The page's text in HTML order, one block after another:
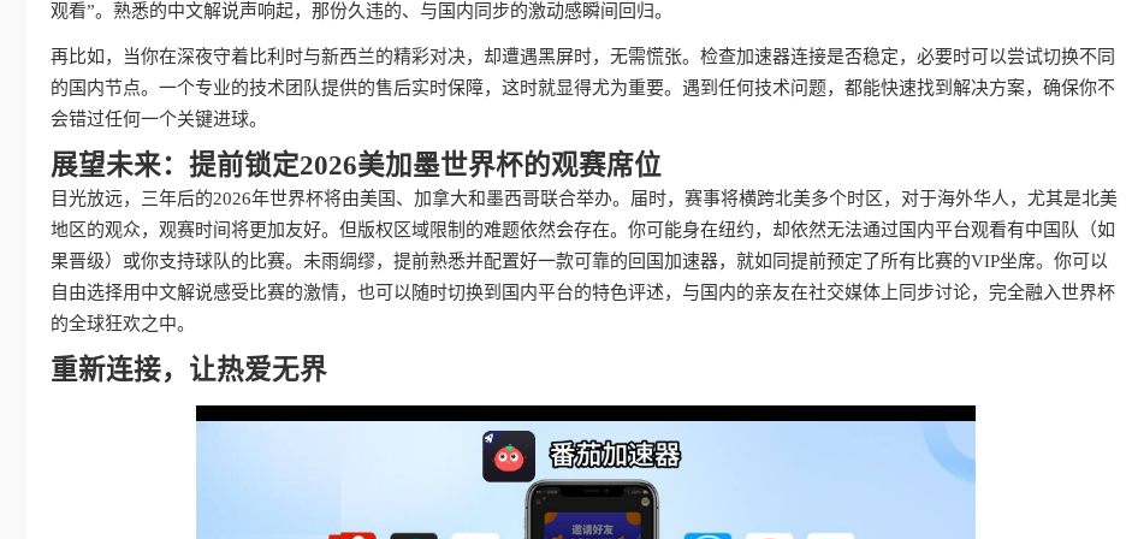
观看”。熟悉的中文解说声响起，那份久违的、与国内同步的激动感瞬间回归。
再比如，当你在深夜守着比利时与新西兰的精彩对决，却遭遇黑屏时，无需慌张。检查加速器连接是否稳定，必要时可以尝试切换不同
的国内节点。一个专业的技术团队提供的售后实时保障，这时就显得尤为重要。遇到任何技术问题，都能快速找到解决方案，确保你不
会错过任何一个关键进球。
展望未来：提前锁定2026美加墨世界杯的观赛席位
目光放远，三年后的2026年世界杯将由美国、加拿大和墨西哥联合举办。届时，赛事将横跨北美多个时区，对于海外华人，尤其是北美
地区的观众，观赛时间将更加友好。但版权区域限制的难题依然会存在。你可能身在纽约，却依然无法通过国内平台观看有中国队（如
果晋级）或你支持球队的比赛。未雨绸缪，提前熟悉并配置好一款可靠的回国加速器，就如同提前预定了所有比赛的VIP坐席。你可以
自由选择用中文解说感受比赛的激情，也可以随时切换到国内平台的特色评述，与国内的亲友在社交媒体上同步讨论，完全融入世界杯
的全球狂欢之中。
重新连接，让热爱无界